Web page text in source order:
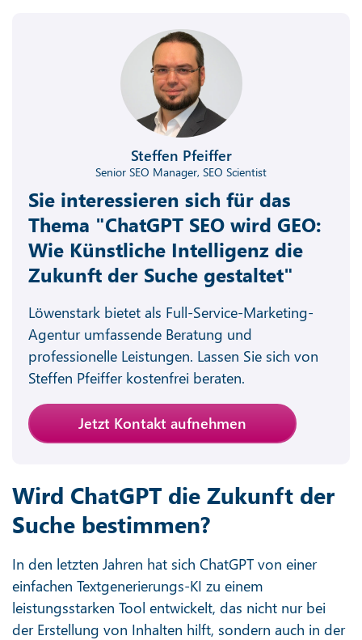
Steffen Pfeiffer
Senior SEO Manager, SEO Scientist
Sie interessieren sich für das
Thema "ChatGPT SEO wird GEO:
Wie Künstliche Intelligenz die
Zukunft der Suche gestaltet"
Löwenstark bietet als Full-Service-Marketing-
Agentur umfassende Beratung und
professionelle Leistungen. Lassen Sie sich von
Steffen Pfeiffer kostenfrei beraten.
Jetzt Kontakt aufnehmen
Wird ChatGPT die Zukunft der
Suche bestimmen?
In den letzten Jahren hat sich ChatGPT von einer
einfachen Textgenerierungs-KI zu einem
leistungsstarken Tool entwickelt, das nicht nur bei
der Erstellung von Inhalten hilft, sondern auch in der